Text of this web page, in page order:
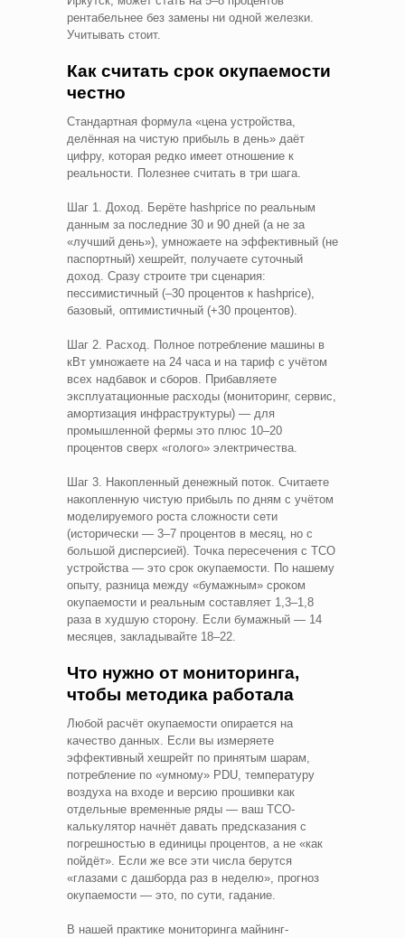
рентабельнее без замены ни одной железки.
Учитывать стоит.
Как считать срок окупаемости
честно
Стандартная формула «цена устройства,
делённая на чистую прибыль в день» даёт
цифру, которая редко имеет отношение к
реальности. Полезнее считать в три шага.
Шаг 1. Доход. Берёте hashprice по реальным
данным за последние 30 и 90 дней (а не за
«лучший день»), умножаете на эффективный (не
паспортный) хешрейт, получаете суточный
доход. Сразу строите три сценария:
пессимистичный (–30 процентов к hashprice),
базовый, оптимистичный (+30 процентов).
Шаг 2. Расход. Полное потребление машины в
кВт умножаете на 24 часа и на тариф с учётом
всех надбавок и сборов. Прибавляете
эксплуатационные расходы (мониторинг, сервис,
амортизация инфраструктуры) — для
промышленной фермы это плюс 10–20
процентов сверх «голого» электричества.
Шаг 3. Накопленный денежный поток. Считаете
накопленную чистую прибыль по дням с учётом
моделируемого роста сложности сети
(исторически — 3–7 процентов в месяц, но с
большой дисперсией). Точка пересечения с TCO
устройства — это срок окупаемости. По нашему
опыту, разница между «бумажным» сроком
окупаемости и реальным составляет 1,3–1,8
раза в худшую сторону. Если бумажный — 14
месяцев, закладывайте 18–22.
Что нужно от мониторинга,
чтобы методика работала
Любой расчёт окупаемости опирается на
качество данных. Если вы измеряете
эффективный хешрейт по принятым шарам,
потребление по «умному» PDU, температуру
воздуха на входе и версию прошивки как
отдельные временные ряды — ваш TCO-
калькулятор начнёт давать предсказания с
погрешностью в единицы процентов, а не «как
пойдёт». Если же все эти числа берутся
«глазами с дашборда раз в неделю», прогноз
окупаемости — это, по сути, гадание.
В нашей практике мониторинга майнинг-